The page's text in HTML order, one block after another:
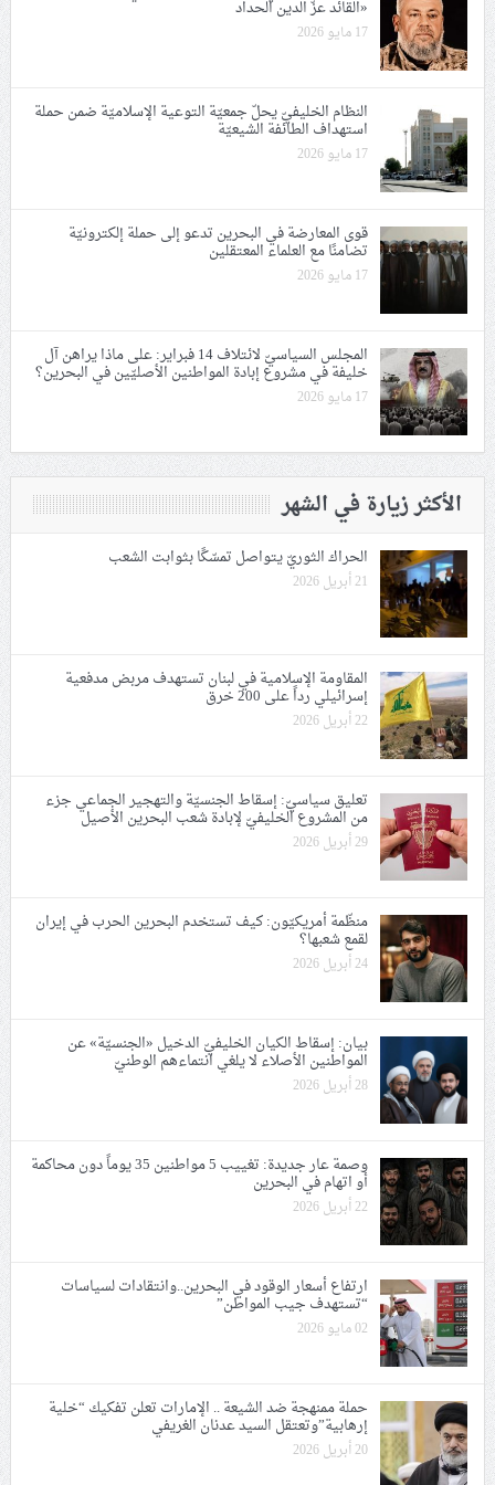
«القائد عزّ الدين الحداد
17 مايو 2026
النظام الخليفيّ يحلّ جمعيّة التوعية الإسلاميّة ضمن حملة
استهداف الطائفة الشيعيّة
17 مايو 2026
قوى المعارضة في البحرين تدعو إلى حملة إلكترونيّة
تضامنًا مع العلماء المعتقلين
17 مايو 2026
المجلس السياسيّ لائتلاف 14 فبراير: على ماذا يراهن آل
خليفة في مشروع إبادة المواطنين الأصليّين في البحرين؟
17 مايو 2026
الأكثر زيارة في الشهر
الحراك الثوريّ يتواصل تمسّكًا بثوابت الشعب
21 أبريل 2026
المقاومة الإسلامية في لبنان تستهدف مربض مدفعية
إسرائيلي رداً على 200 خرق
22 أبريل 2026
تعليق سياسيّ: إسقاط الجنسيّة والتهجير الجماعي جزء
من المشروع الخليفيّ لإبادة شعب البحرين الأصيل
29 أبريل 2026
منظّمة أمريكيّون: كيف تستخدم البحرين الحرب في إيران
لقمع شعبها؟
24 أبريل 2026
بيان: إسقاط الكيان الخليفيّ الدخيل «الجنسيّة» عن
المواطنين الأصلاء لا يلغي انتماءهم الوطنيّ
28 أبريل 2026
وصمة عار جديدة: تغييب 5 مواطنين 35 يوماً دون محاكمة
أو اتهام في البحرين
22 أبريل 2026
ارتفاع أسعار الوقود في البحرين..وانتقادات لسياسات
“تستهدف جيب المواطن”
02 مايو 2026
حملة ممنهجة ضد الشيعة .. الإمارات تعلن تفكيك “خلية
إرهابية”وتعتقل السيد عدنان الغريفي
20 أبريل 2026